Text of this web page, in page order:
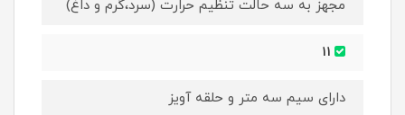
مجهز به سه حالت تنظیم حرارت (سرد،گرم و داغ)
دارای سیم سه متر و حلقه آویز